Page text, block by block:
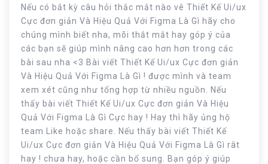
Nếu có bắt kỳ câu hỏi thắc mắt nào vê Thiết Kế Ui/ux
Cực đơn giản Và Hiệu Quả Với Figma Là Gì hãy cho
chúng mình biết nha, mõi thắt mắt hay góp ý của
các bạn sẽ giúp mình nâng cao hơn hơn trong các
bài sau nha <3 Bài viết Thiết Kế Ui/ux Cực đơn giản
Và Hiệu Quả Với Figma Là Gì ! được mình và team
xem xét cũng như tổng hợp từ nhiều nguồn. Nếu
thấy bài viết Thiết Kế Ui/ux Cực đơn giản Và Hiệu
Quả Với Figma Là Gì Cực hay ! Hay thì hãy ủng hộ
team Like hoặc share. Nếu thấy bài viết Thiết Kế
Ui/ux Cực đơn giản Và Hiệu Quả Với Figma Là Gì rât
hay ! chưa hay, hoặc cần bổ sung. Bạn góp ý giúp